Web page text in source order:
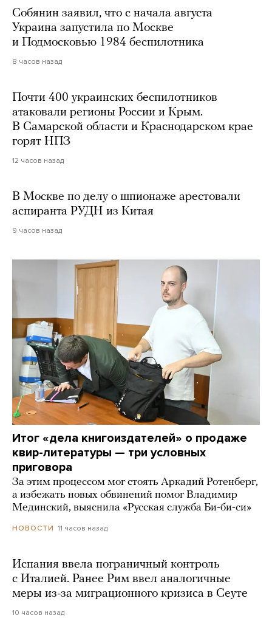
Собянин заявил, что с начала августа
Украина запустила по Москве
и Подмосковью 1984 беспилотника
8 часов назад
Почти 400 украинских беспилотников
атаковали регионы России и Крым.
В Самарской области и Краснодарском крае
горят НПЗ
12 часов назад
В Москве по делу о шпионаже арестовали
аспиранта РУДН из Китая
9 часов назад
Итог «дела книгоиздателей» о продаже
квир-литературы — три условных
приговора
За этим процессом мог стоять Аркадий Ротенберг,
а избежать новых обвинений помог Владимир
Мединский, выяснила «Русская служба Би-би-си»
НОВОСТИ 11 часов назад
Испания ввела пограничный контроль
с Италией. Ранее Рим ввел аналогичные
меры из-за миграционного кризиса в Сеуте
10 часов назад